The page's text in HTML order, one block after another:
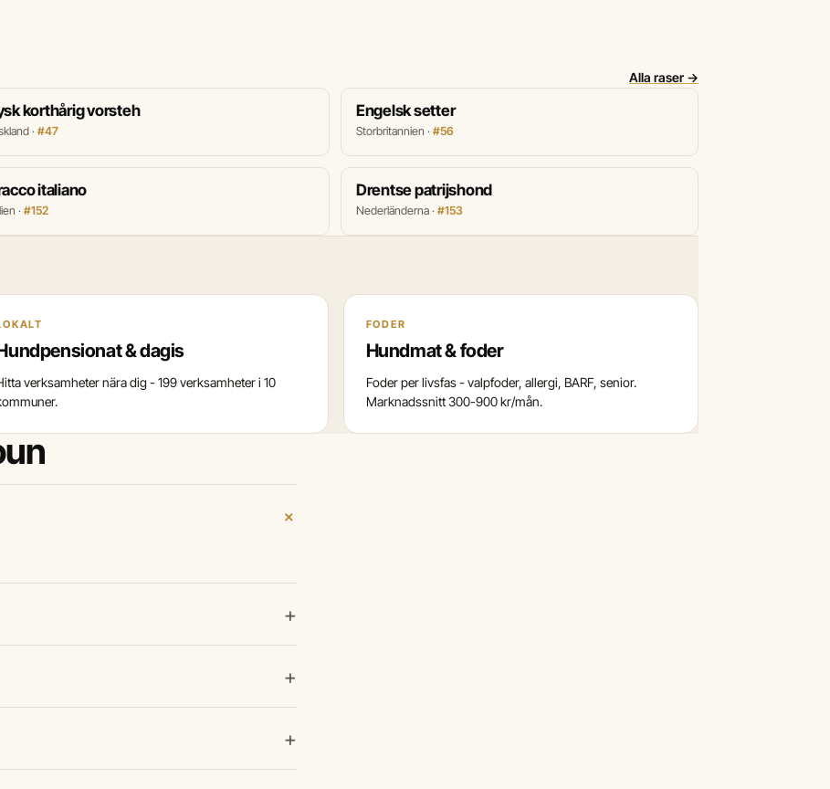
Alla raser →
korthårig vorsteh
·#47
Engelsk setter
Storbritannien · #56
italiano
· #152
Drentse patrijshond
Nederländerna · #153
& dagis
verksamheter nära dig - 199 verksamheter i 10
FODER
Hundmat & foder
Foder per livsfas - valpfoder, allergi, BARF, senior.
Marknadssnitt 300-900 kr/mån.
+
+
+
+